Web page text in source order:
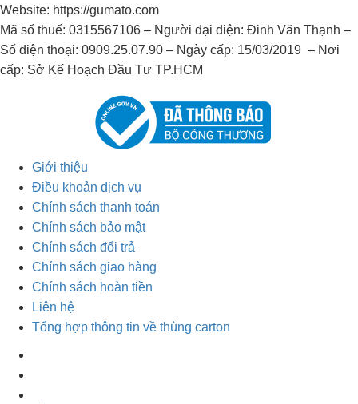
Website: https://gumato.com
Mã số thuế: 0315567106 – Người đại diện: Đinh Văn Thạnh –
Số điện thoại: 0909.25.07.90 – Ngày cấp: 15/03/2019 – Nơi
cấp: Sở Kế Hoạch Đầu Tư TP.HCM
Giới thiệu
Điều khoản dịch vụ
Chính sách thanh toán
Chính sách bảo mật
Chính sách đổi trả
Chính sách giao hàng
Chính sách hoàn tiền
Liên hệ
Tổng hợp thông tin về thùng carton